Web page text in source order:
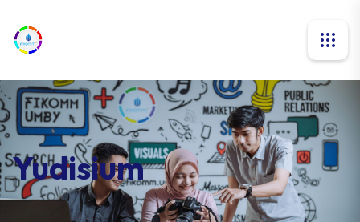
Yudisium